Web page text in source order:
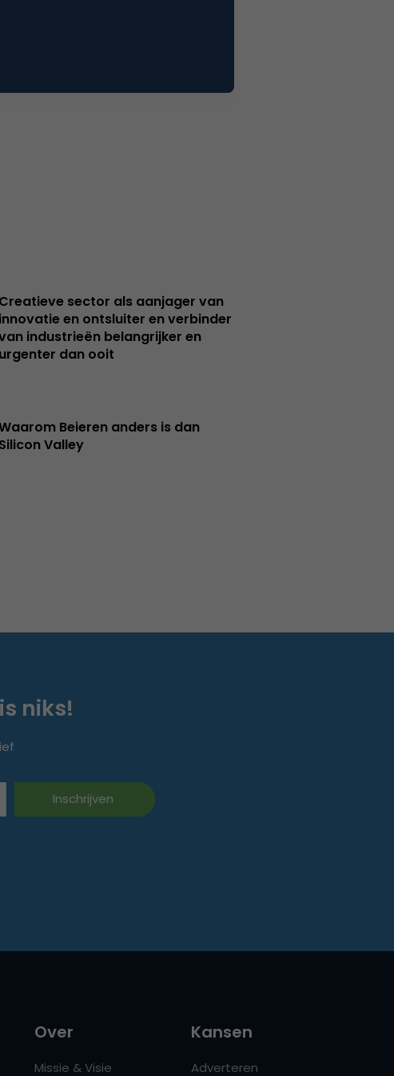
Creatieve sector als aanjager van
innovatie en ontsluiter en verbinder
industrieën belangrijker en
urgenter dan ooit
Beieren anders is dan
Silicon Valley
niks!
Over
Missie & Visie
Kansen
Adverteren